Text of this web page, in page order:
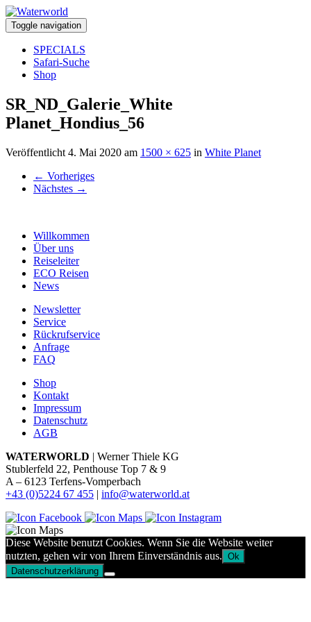
Toggle navigation
SPECIALS
Safari-Suche
Shop
SR_ND_Galerie_White
Planet_Hondius_56
Veröffentlicht 4. Mai 2020 am 1500 × 625 in White Planet
← Vorheriges
Nächstes →
Willkommen
Über uns
Reiseleiter
ECO Reisen
News
Newsletter
Service
Rückrufservice
Anfrage
FAQ
Shop
Kontakt
Impressum
Datenschutz
AGB
WATERWORLD | Werner Thiele KG
Stublerfeld 22, Penthouse Top 7 & 9
A – 6123 Terfens-Vomperbach
+43 (0)5224 67 455 | info@waterworld.at
Diese Website benutzt Cookies. Wenn Sie die Website weiter
nutzten, gehen wir von Ihrem Einverständnis aus. Ok
Datenschutzerklärung